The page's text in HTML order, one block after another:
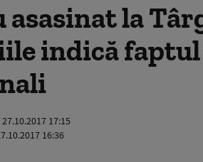
asasinat la
indică
27.10.2017 17:15
16:36